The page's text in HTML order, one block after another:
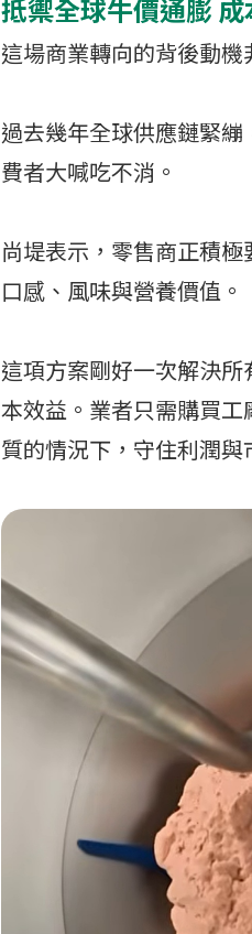
抵禦全球牛價通膨
這場商業轉向的背後動
過去幾年全球供應鏈緊
費者大喊吃不消。
尚堤表示，零售商正積
口感、風味與營養價值。
這項方案剛好一次解決
本效益。業者只需購買
質的情況下，守住利潤與